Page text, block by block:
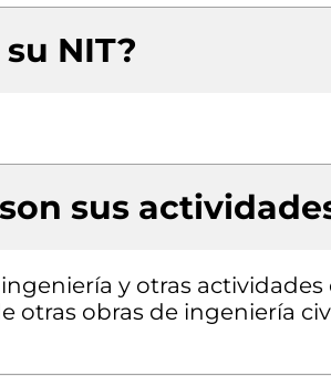
NIT?
sus
y otras
otras obras de ingeniería